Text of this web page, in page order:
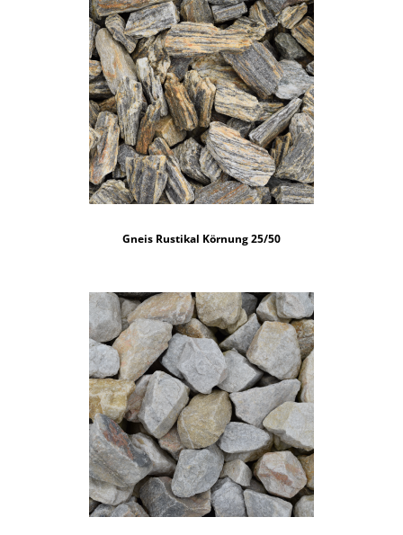
Gneis Rustikal Körnung 25/50